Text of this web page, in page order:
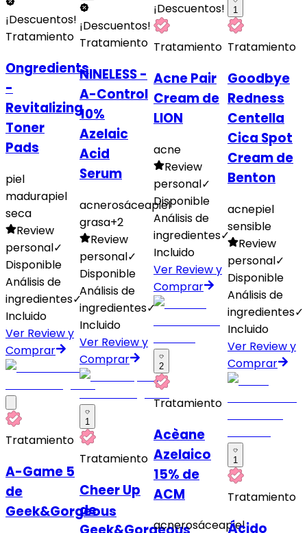
¡Descuentos!
Tratamiento
Ongredients
-
Revitalizing
Toner
Pads
piel
madurapiel
seca
Review
personal✓
Disponible
Análisis de
ingredientes✓
Incluido
Ver Review y
Comprar
Tratamiento
A-Game 5
de
Geek&Gorgeous
¡Descuentos!
Tratamiento
NINELESS -
A-Control
10%
Azelaic
Acid
Serum
acnerosáceapiel
grasa+2
Review
personal✓
Disponible
Análisis de
ingredientes✓
Incluido
Ver Review y
Comprar
1
Tratamiento
Cheer Up
de
¡Descuentos!
Tratamiento
Acne Pair
Cream de
LION
acne
Review
personal✓
Disponible
Análisis de
ingredientes✓
Incluido
Ver Review y
Comprar
2
Tratamiento
Acèane
Azelaico
15% de
ACM
acnerosáceapiel
1
Tratamiento
Goodbye
Redness
Centella
Cica Spot
Cream de
Benton
acnepiel
sensible
Review
personal✓
Disponible
Análisis de
ingredientes✓
Incluido
Ver Review y
Comprar
1
Tratamiento
Ácido